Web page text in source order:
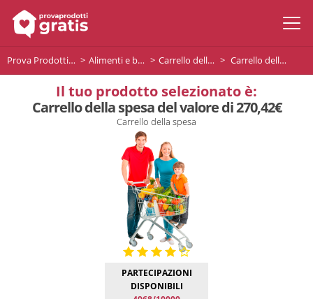
Prova Prodotti Gratis Alimenti e bevande Carrello della spesa Carrello della spesa del valore di 270,42€
Il tuo prodotto selezionato è:
Carrello della spesa del valore di 270,42€
Carrello della spesa
PARTECIPAZIONI
DISPONIBILI